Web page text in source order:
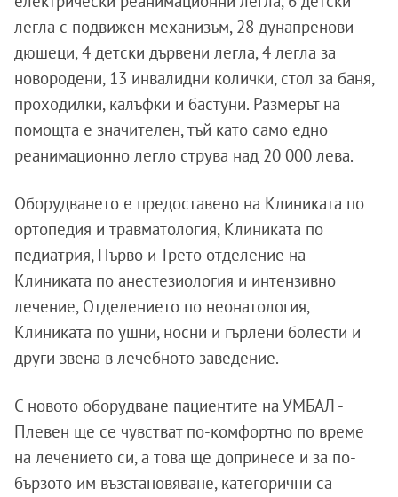
легла с подвижен механизъм, 28 дунапренови
дюшеци, 4 детски дървени легла, 4 легла за
новородени, 13 инвалидни колички, стол за баня,
проходилки, калъфки и бастуни. Размерът на
помощта е значителен, тъй като само едно
реанимационно легло струва над 20 000 лева.
Оборудването е предоставено на Клиниката по
ортопедия и травматология, Клиниката по
педиатрия, Първо и Трето отделение на
Клиниката по анестезиология и интензивно
лечение, Отделението по неонатология,
Клиниката по ушни, носни и гърлени болести и
други звена в лечебното заведение.
С новото оборудване пациентите на УМБАЛ -
Плевен ще се чувстват по-комфортно по време
на лечението си, а това ще допринесе и за по-
бързото им възстановяване, категорични са